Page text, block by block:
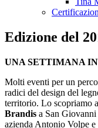
Edizione del
UNA SETTIMANA
Molti eventi per un
radici del design del
territorio. Lo scopriamo
Brandis a San
azienda Antonio Volpe